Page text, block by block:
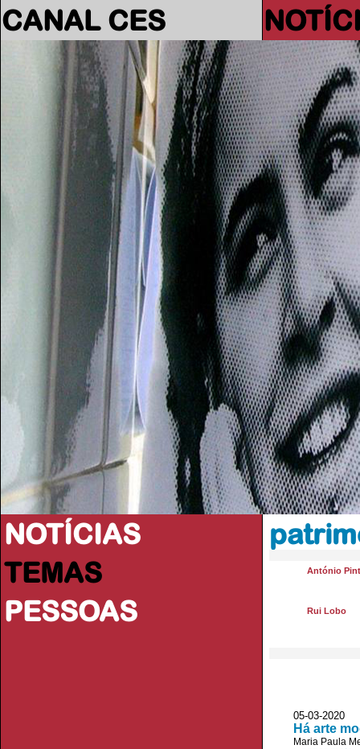
CANAL CES
NOTÍCIAS
TEMAS
PESSOAS
António
Rui Lobo
05-03-2020
Há arte
Maria Paula